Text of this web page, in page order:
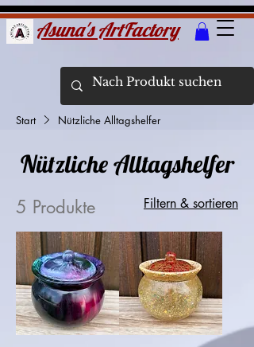
Asuna's ArtFactory
Start Nützliche Alltagshelfer
Nützliche Alltagshelfer
5 Produkte Filtern & sortieren